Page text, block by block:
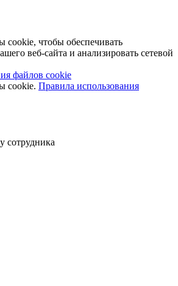
чтобы обеспечивать
веб-сайта и анализировать сетевой
файлов cookie
cookie. Правила использования
сотрудника